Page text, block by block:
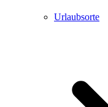
Urlaubsorte